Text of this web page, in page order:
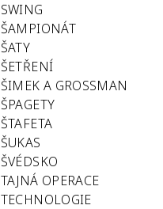
SWING
ŠAMPIONÁT
ŠATY
ŠETŘENÍ
ŠIMEK A GROSSMAN
ŠPAGETY
ŠTAFETA
ŠUKAS
ŠVÉDSKO
TAJNÁ OPERACE
TECHNOLOGIE